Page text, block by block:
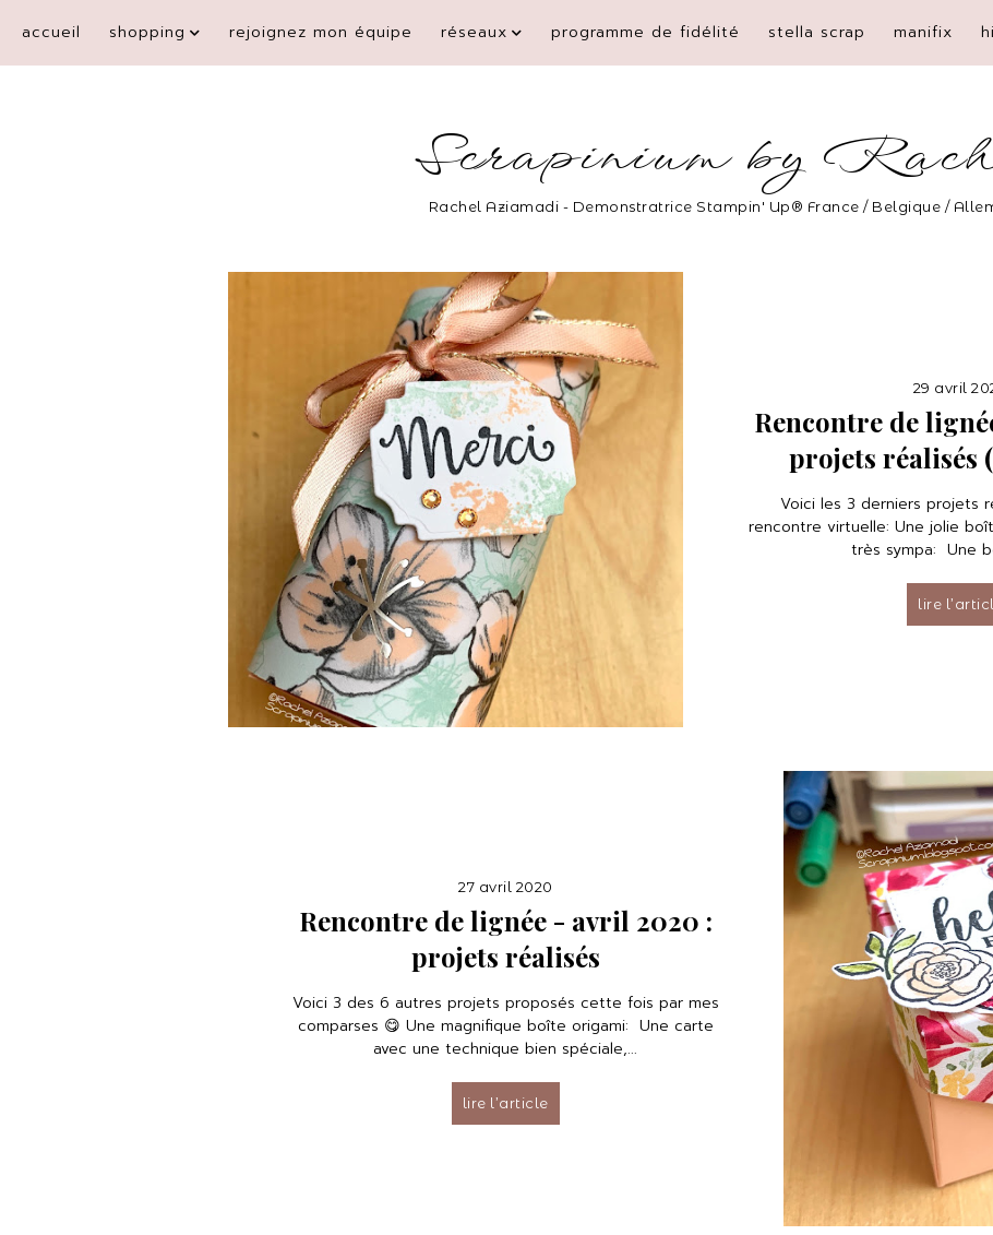
accueil shopping rejoignez mon équipe réseaux programme de fidélité stella scrap manifix
Scrapinium by
Rachel Aziamadi - Demonstratrice Stampin' Up® France / Belgique /
29 avril
Rencontre de
projets réalisés
Voici les 3 derniers projets
rencontre virtuelle: Une jolie
très sympa: Une
lire
27 avril 2020
Rencontre de lignée - avril 2020 :
projets réalisés
Voici 3 des 6 autres projets proposés cette fois par mes
comparses 😋 Une magnifique boîte origami: Une carte
avec une technique bien spéciale,...
lire l’article